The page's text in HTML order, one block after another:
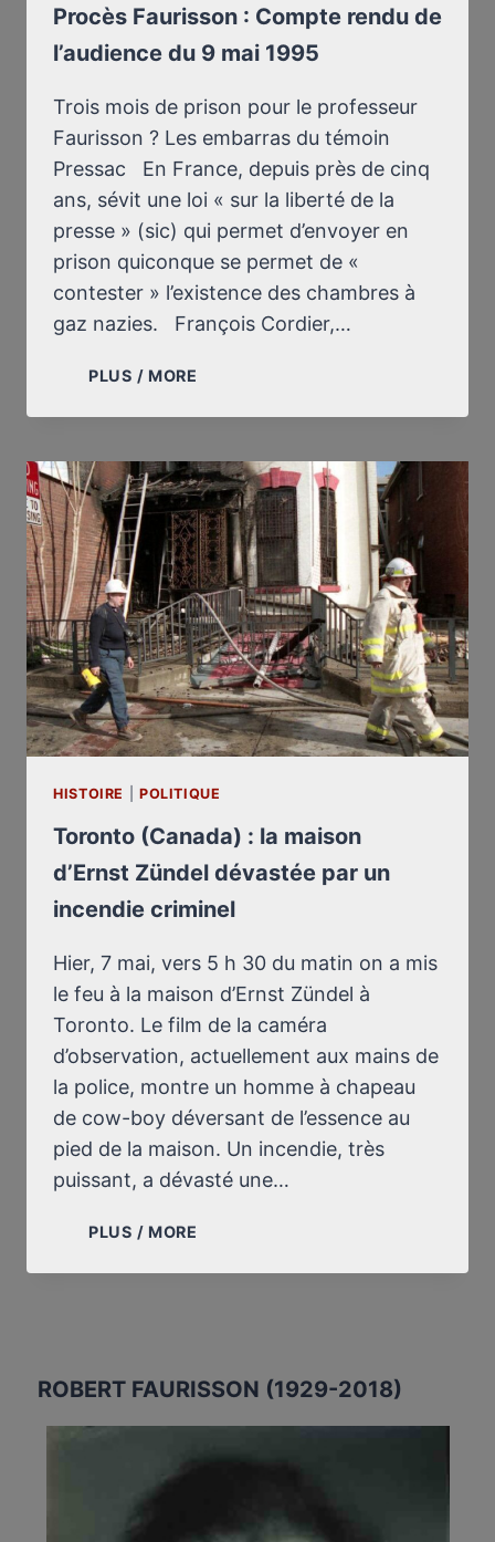
Procès Faurisson : Compte rendu de
l’audience du 9 mai 1995
Trois mois de prison pour le professeur
Faurisson ? Les embarras du témoin
Pressac En France, depuis près de cinq
ans, sévit une loi « sur la liberté de la
presse » (sic) qui permet d’envoyer en
prison quiconque se permet de «
contester » l’existence des chambres à
gaz nazies. François Cordier,…
PLUS / MORE
:
RENDU
DE
L’AUDIENCE
DU
9
MAI
1995
HISTOIRE POLITIQUE
Toronto (Canada) : la maison
d’Ernst Zündel dévastée par un
incendie criminel
Hier, 7 mai, vers 5 h 30 du matin on a mis
le feu à la maison d’Ernst Zündel à
Toronto. Le film de la caméra
d’observation, actuellement aux mains de
la police, montre un homme à chapeau
de cow-boy déversant de l’essence au
pied de la maison. Un incendie, très
puissant, a dévasté une…
PLUS / MORE
:
ZÜNDEL
PAR
UN
ROBERT FAURISSON (1929-2018)